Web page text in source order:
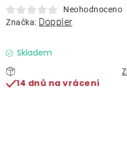
Neohodnoceno
Značka: Doppler
Skladem
14 dnů na vrácení